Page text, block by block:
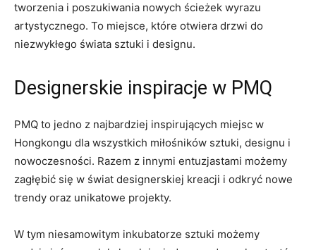
tworzenia i⁣ poszukiwania nowych ścieżek wyrazu
artystycznego. To miejsce, które ‍otwiera drzwi do
niezwykłego​ świata sztuki⁣ i designu.
Designerskie inspiracje w ‌PMQ
PMQ to ‌jedno z ‌najbardziej inspirujących miejsc w
Hongkongu dla⁣ wszystkich⁢ miłośników sztuki, designu i
nowoczesności. Razem z innymi entuzjastami​ możemy
zagłębić się w świat ‌designerskiej kreacji i odkryć ⁢nowe⁤
trendy oraz unikatowe projekty.
W tym ‌niesamowitym inkubatorze sztuki możemy